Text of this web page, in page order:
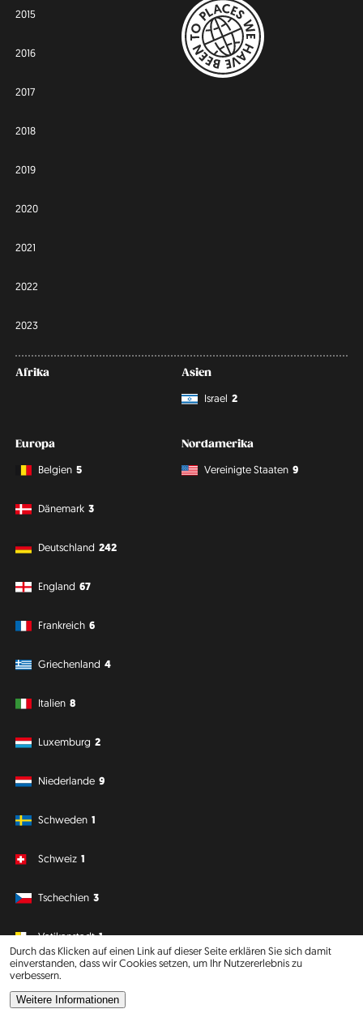
Durch das Klicken auf einen Link auf dieser Seite erklären Sie sich damit
einverstanden, dass wir Cookies setzen, um Ihr Nutzererlebnis zu
verbessern.
Weitere Informationen
2015
2016
2017
2018
2019
2020
2021
2022
2023
Afrika
Asien
Israel 2
Europa
Belgien 5
Dänemark 3
Deutschland 242
England 67
Frankreich 6
Griechenland 4
Italien 8
Luxemburg 2
Niederlande 9
Schweden 1
Schweiz 1
Tschechien 3
Vatikanstadt 1
Nordamerika
Vereinigte Staaten 9
Südamerika
Philipp J. Conrad ·